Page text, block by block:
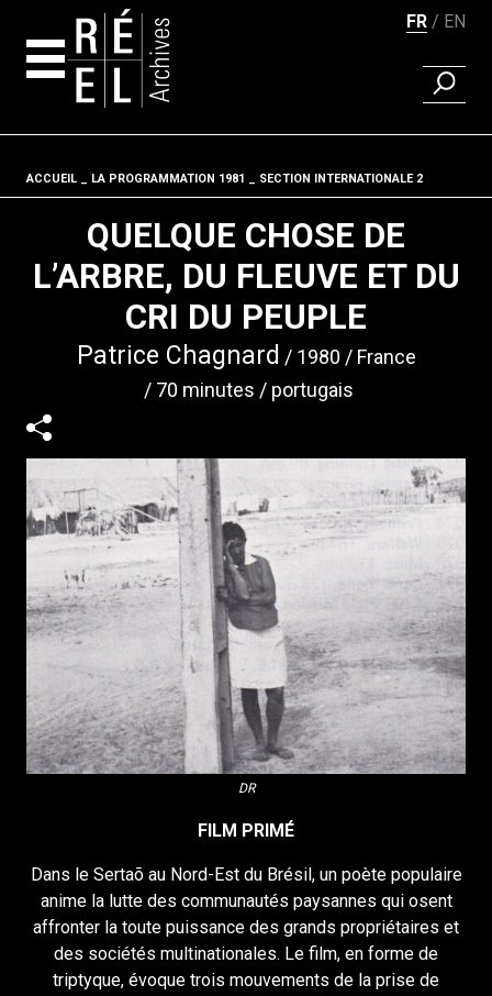
FR EN
Fil d'ariane
ACCUEIL LA PROGRAMMATION 1981 SECTION INTERNATIONALE 2
QUELQUE CHOSE DE
L’ARBRE, DU FLEUVE ET DU
CRI DU PEUPLE
Patrice Chagnard 1980
France
70 minutes
portugais
DR
FILM PRIMÉ
Dans le Sertaõ au Nord-Est du Brésil, un poète populaire
anime la lutte des communautés paysannes qui osent
affronter la toute puissance des grands propriétaires et
des sociétés multinationales. Le film, en forme de
triptyque, évoque trois mouvements de la prise de